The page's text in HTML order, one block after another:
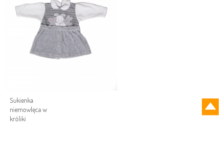
Sukienka
niemowlęca w
króliki